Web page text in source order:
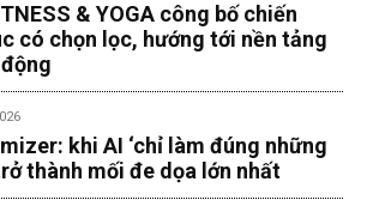
& YOGA công bố chiến
có chọn lọc, hướng tới nền tảng
khi AI ‘chỉ làm đúng những
thành mối đe dọa lớn nhất